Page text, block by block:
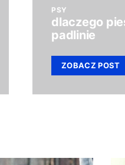
PSY
dlaczego
padlinie
ZOBACZ POST